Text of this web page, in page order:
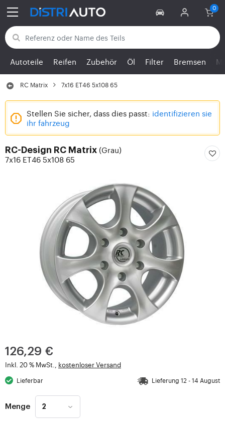
Zurück zu den Kategorien
Autoteile Reifen Zubehör Öl Filter Bremsen
RC Matrix 7x16 ET46 5x108 65
Stellen Sie sicher, dass dies passt: identifizieren sie
ihr fahrzeug
RC-Design RC Matrix (Grau)
7x16 ET46 5x108 65
126,29 €
Inkl. 20 % MwSt., kostenloser Versand
Lieferbar Lieferung 12 - 14 August
Menge